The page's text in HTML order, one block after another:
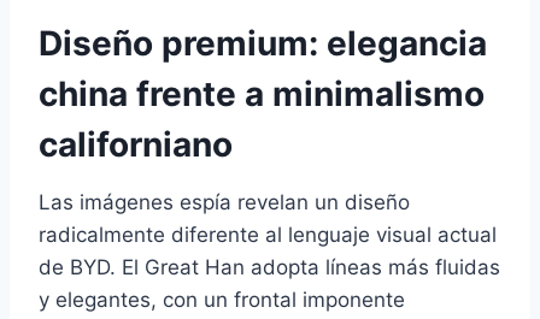
Diseño premium: elegancia
china frente a minimalismo
californiano
Las imágenes espía revelan un diseño
radicalmente diferente al lenguaje visual actual
de BYD. El Great Han adopta líneas más fluidas
y elegantes, con un frontal imponente